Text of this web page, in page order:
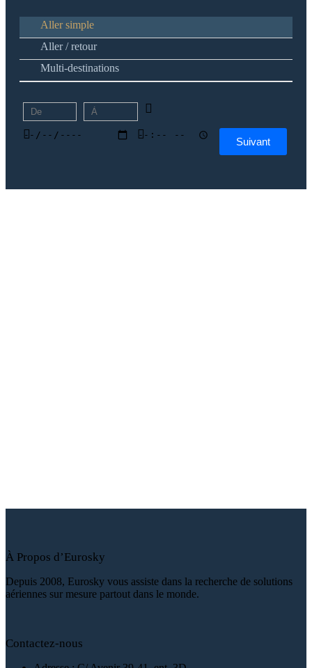
Aller simple
Aller / retour
Multi-destinations
Suivant
Ecrivez-nous !
À Propos d’Eurosky
Depuis 2008, Eurosky vous assiste dans la recherche de solutions
aériennes sur mesure partout dans le monde.
Contactez-nous